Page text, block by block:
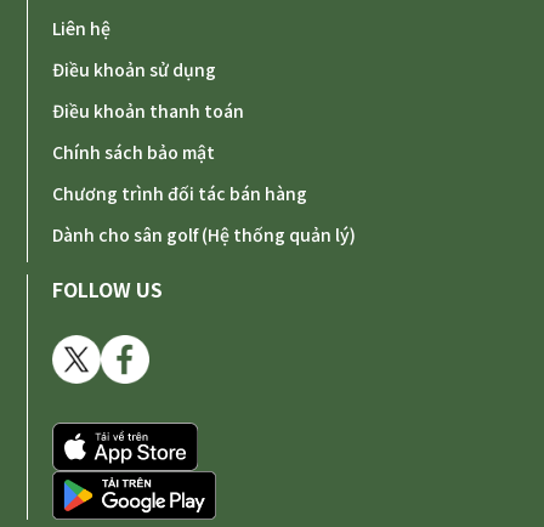
Liên hệ
Điều khoản sử dụng
Điều khoản thanh toán
Chính sách bảo mật
Chương trình đối tác bán hàng
Dành cho sân golf (Hệ thống quản lý)
FOLLOW US